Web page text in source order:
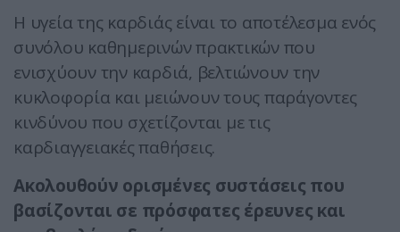
Η υγεία της καρδιάς είναι το αποτέλεσμα ενός
συνόλου καθημερινών πρακτικών που
ενισχύουν την καρδιά, βελτιώνουν την
κυκλοφορία και μειώνουν τους παράγοντες
κινδύνου που σχετίζονται με τις
καρδιαγγειακές παθήσεις.
Ακολουθούν ορισμένες συστάσεις που
βασίζονται σε πρόσφατες έρευνες και